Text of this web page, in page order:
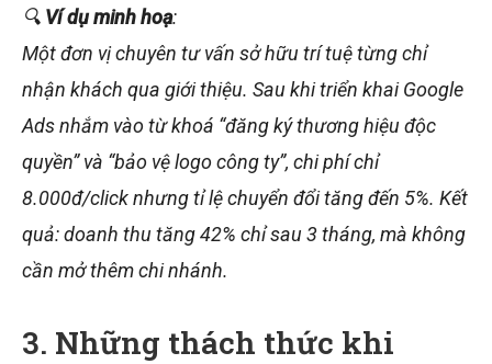
🔍 Ví dụ minh hoạ:
Một đơn vị chuyên tư vấn sở hữu trí tuệ từng chỉ
nhận khách qua giới thiệu. Sau khi triển khai Google
Ads nhắm vào từ khoá “đăng ký thương hiệu độc
quyền” và “bảo vệ logo công ty”, chi phí chỉ
8.000đ/click nhưng tỉ lệ chuyển đổi tăng đến 5%. Kết
quả: doanh thu tăng 42% chỉ sau 3 tháng, mà không
cần mở thêm chi nhánh.
3. Những thách thức khi